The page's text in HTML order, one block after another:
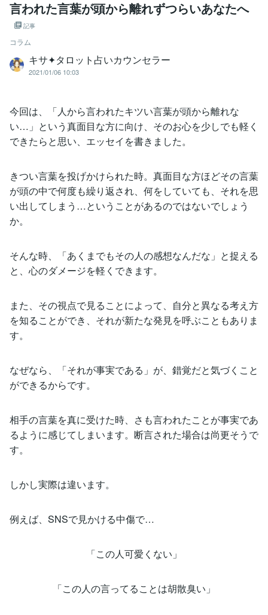
言われた言葉が頭から離れずつらいあなたへ
記事
コラム
キサ✦タロット占いカウンセラー
2021/01/06 10:03
今回は、「人から言われたキツい言葉が頭から離れな
い…」という真面目な方に向け、そのお心を少しでも軽く
できたらと思い、エッセイを書きました。
きつい言葉を投げかけられた時。真面目な方ほどその言葉
が頭の中で何度も繰り返され、何をしていても、それを思
い出してしまう…ということがあるのではないでしょう
か。
そんな時、「あくまでもその人の感想なんだな」と捉える
と、心のダメージを軽くできます。
また、その視点で見ることによって、自分と異なる考え方
を知ることができ、それが新たな発見を呼ぶこともありま
す。
なぜなら、「それが事実である」が、錯覚だと気づくこと
ができるからです。
相手の言葉を真に受けた時、さも言われたことが事実であ
るように感じてしまいます。断言された場合は尚更そうで
す。
しかし実際は違います。
例えば、SNSで見かける中傷で…
「この人可愛くない」
「この人の言ってることは胡散臭い」